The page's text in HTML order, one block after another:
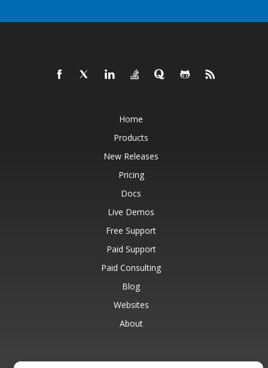
Home
Products
New Releases
Pricing
Docs
Live Demos
Free Support
Paid Support
Paid Consulting
Blog
Websites
About